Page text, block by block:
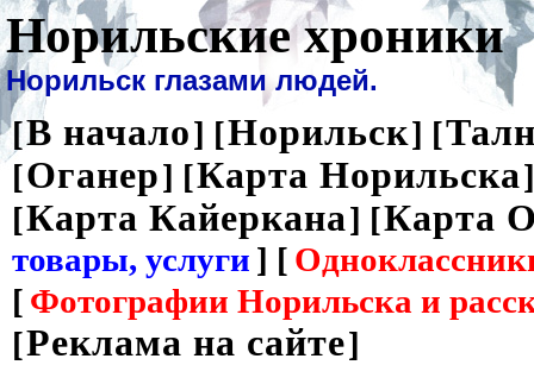
Норильские хроники
Норильск глазами людей.
[В начало] [Норильск] [
[Оганер] [Карта Норильска
[Карта Кайеркана] [Карта
товары, услуги ] [
[ Фотографии Норильска и
[Реклама на сайте]